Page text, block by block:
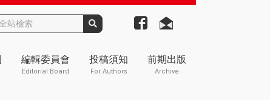
編輯委員會
Editorial Board
投稿須知
For Authors
前期出版
Archive